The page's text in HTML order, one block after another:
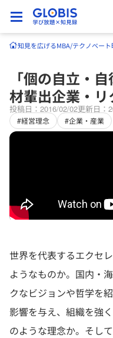
知見を広げるMBA/テクノベート
「個の自立・
材輩出企業・
投稿日：2016/02/02更新日：
#経営理念 #企業・産業
世界を代表するエクセ
ようなものか。国内・
クなビジョンや哲学を
影響を与え、組織を強
のような理念か。そし